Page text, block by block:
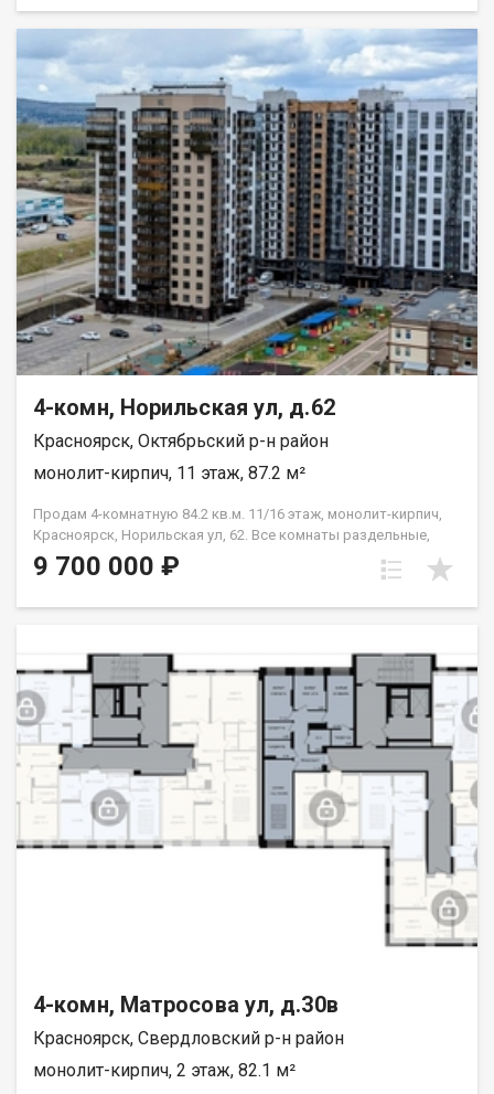
игровые и спортивные площадки для детей и взрослых. Для
автомобилистов предусмотрено размещение открытых
автопарковок рядом с домом. Удобная развязка: до ТРЦ
«Планета» - 5 минут. Квартира подходит под любой расчёт.
4-комн, Норильская ул, д.62
Красноярск, Октябрьский р-н район
монолит-кирпич, 11 этаж, 87.2 м²
Продам 4-комнатную 84.2 кв.м. 11/16 этаж, монолит-кирпич,
Красноярск, Норильская ул, 62. Все комнаты раздельные,
кухня 10,5м2. Балкон и лоджия с остеклением.
9 700 000 ₽
4-комн, Матросова ул, д.30в
Красноярск, Свердловский р-н район
монолит-кирпич, 2 этаж, 82.1 м²